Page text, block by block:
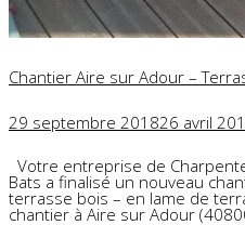
Chantier Aire sur Adour –
29 septembre 201826 avril
Votre entreprise de
Bats a finalisé un nouveau
terrasse bois – en lame de
chantier à Aire sur Adour